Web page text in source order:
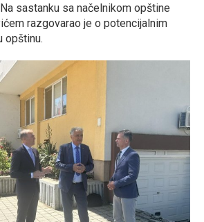
sastanku sa načelnikom opštine
razgovarao je o potencijalnim
opštinu.